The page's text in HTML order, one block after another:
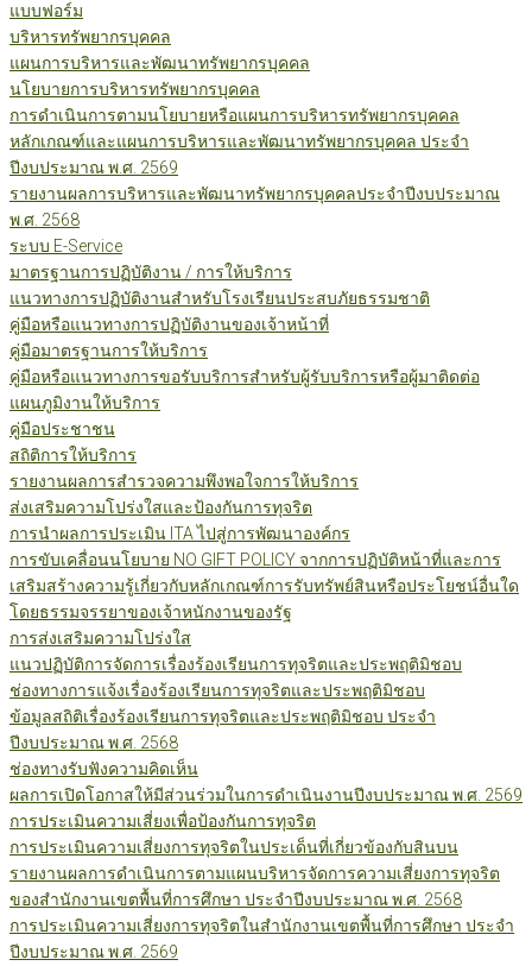
แบบฟอร์ม
บริหารทรัพยากรบุคคล
แผนการบริหารและพัฒนาทรัพยากรบุคคล
นโยบายการบริหารทรัพยากรบุคคล
การดำเนินการตามนโยบายหรือแผนการบริหารทรัพยากรบุคคล
หลักเกณฑ์และแผนการบริหารและพัฒนาทรัพยากรบุคคล ประจำ
ปีงบประมาณ พ.ศ. 2569
รายงานผลการบริหารและพัฒนาทรัพยากรบุคคลประจำปีงบประมาณ
พ.ศ. 2568
ระบบ E-Service
มาตรฐานการปฏิบัติงาน / การให้บริการ
แนวทางการปฏิบัติงานสำหรับโรงเรียนประสบภัยธรรมชาติ
คู่มือหรือแนวทางการปฏิบัติงานของเจ้าหน้าที่
คู่มือมาตรฐานการให้บริการ
คู่มือหรือแนวทางการขอรับบริการสำหรับผู้รับบริการหรือผู้มาติดต่อ
แผนภูมิงานให้บริการ
คู่มือประชาชน
สถิติการให้บริการ
รายงานผลการสำรวจความพึงพอใจการให้บริการ
ส่งเสริมความโปร่งใสและป้องกันการทุจริต
การนำผลการประเมิน ITA ไปสู่การพัฒนาองค์กร
การขับเคลื่อนนโยบาย NO GIFT POLICY จากการปฏิบัติหน้าที่และการ
เสริมสร้างความรู้เกี่ยวกับหลักเกณฑ์การรับทรัพย์สินหรือประโยชน์อื่นใด
โดยธรรมจรรยาของเจ้าหนักงานของรัฐ
การส่งเสริมความโปร่งใส
แนวปฏิบัติการจัดการเรื่องร้องเรียนการทุจริตและประพฤติมิชอบ
ช่องทางการแจ้งเรื่องร้องเรียนการทุจริตและประพฤติมิชอบ
ข้อมูลสถิติเรื่องร้องเรียนการทุจริตและประพฤติมิชอบ ประจำ
ปีงบประมาณ พ.ศ. 2568
ช่องทางรับฟังความคิดเห็น
ผลการเปิดโอกาสให้มีส่วนร่วมในการดำเนินงานปีงบประมาณ พ.ศ. 2569
การประเมินความเสี่ยงเพื่อป้องกันการทุจริต
การประเมินความเสี่ยงการทุจริตในประเด็นที่เกี่ยวข้องกับสินบน
รายงานผลการดำเนินการตามแผนบริหารจัดการความเสี่ยงการทุจริต
ของสำนักงานเขตพื้นที่การศึกษา ประจำปีงบประมาณ พ.ศ. 2568
การประเมินความเสี่ยงการทุจริตในสำนักงานเขตพื้นที่การศึกษา ประจำ
ปีงบประมาณ พ.ศ. 2569